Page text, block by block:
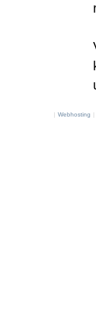
| Webhosting |